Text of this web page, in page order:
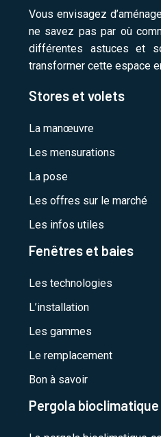
Vous envisagez
ne savez pas par où
différentes astuces et
transformer cette espace
Stores et volets
La manœuvre
Les mensurations
La pose
Les offres sur le marché
Les infos utiles
Fenêtres et baies
Les technologies
L’installation
Les gammes
Le remplacement
Bon à savoir
Pergola bioclimatique